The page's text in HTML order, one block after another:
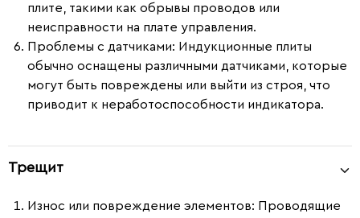
плите, такими как обрывы проводов или
неисправности на плате управления.
Проблемы с датчиками: Индукционные плиты
обычно оснащены различными датчиками, которые
могут быть повреждены или выйти из строя, что
приводит к неработоспособности индикатора.
Трещит
Износ или повреждение элементов: Проводящие